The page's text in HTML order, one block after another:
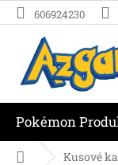
Přejít
na
606924230
Pokémon
Domů Kusové